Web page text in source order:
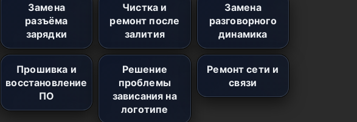
Замена
разъёма
зарядки
Чистка и
ремонт после
залития
Замена
разговорного
динамика
Прошивка и
восстановление
ПО
Решение
проблемы
зависания на
логотипе
Ремонт сети и
связи